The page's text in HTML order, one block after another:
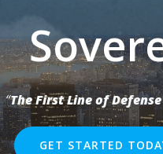
“The First Line of
GET STARTED